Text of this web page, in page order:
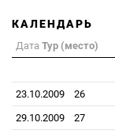
КАЛЕНДАРЬ
Дата Тур (место)
23.10.2009 26
29.10.2009
27